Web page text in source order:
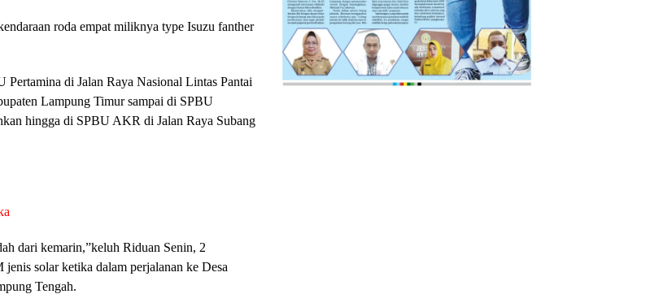
roda empat miliknya type Isuzu fanther
di Jalan Raya Nasional Lintas Pantai
Lampung Timur sampai di SPBU
hingga di SPBU AKR di Jalan Raya Subang
dari kemarin,”keluh Riduan Senin, 2
solar ketika dalam perjalanan ke Desa
Tengah.